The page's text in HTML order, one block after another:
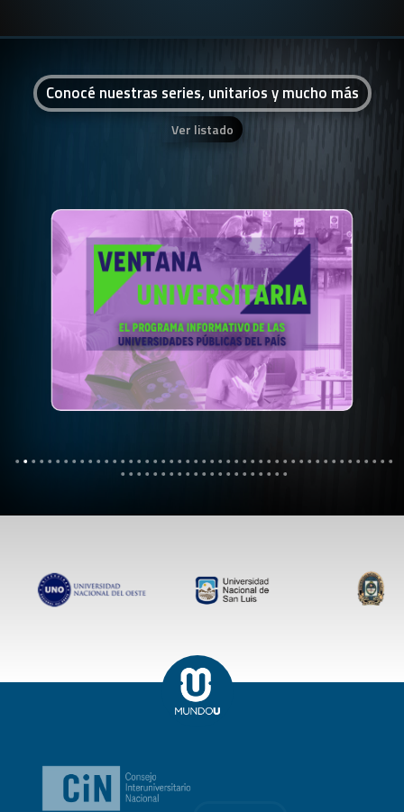
Conocé nuestras series, unitarios y mucho más
Ver listado